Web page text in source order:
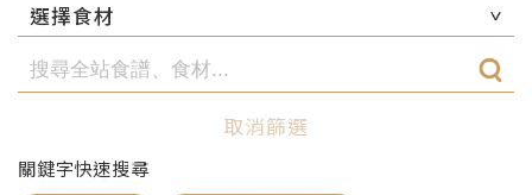
選擇食材
取消篩選
關鍵字快速搜尋